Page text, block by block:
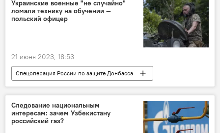
Спецоперация России по защите Донбасса
Украинские военные "не случайно"
ломали технику на обучении —
польский офицер
21 июня 2023, 18:53
Спецоперация России по защите Донбасса
Польша
Украина
ВСУ
танки
Следование национальным
интересам: зачем Узбекистану
российский газ?